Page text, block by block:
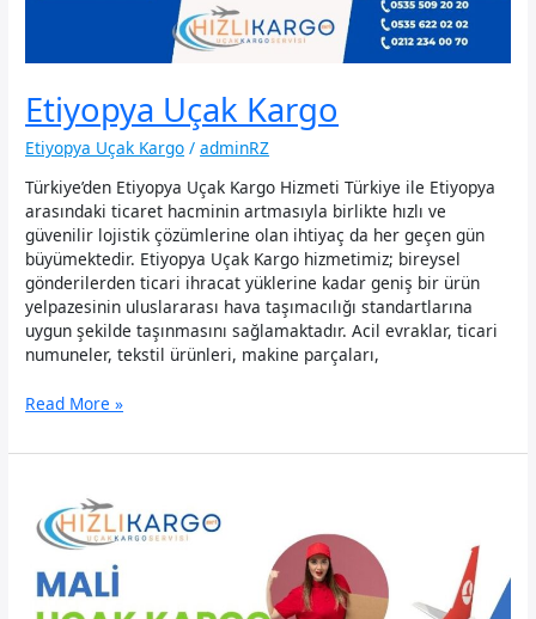
Etiyopya Uçak Kargo
Etiyopya Uçak Kargo /adminRZ
Türkiye’den Etiyopya Uçak Kargo Hizmeti Türkiye ile Etiyopya
arasındaki ticaret hacminin artmasıyla birlikte hızlı ve
güvenilir lojistik çözümlerine olan ihtiyaç da her geçen gün
büyümektedir. Etiyopya Uçak Kargo hizmetimiz; bireysel
gönderilerden ticari ihracat yüklerine kadar geniş bir ürün
yelpazesinin uluslararası hava taşımacılığı standartlarına
uygun şekilde taşınmasını sağlamaktadır. Acil evraklar, ticari
numuneler, tekstil ürünleri, makine parçaları,
Etiyopya
Kargo
Read More »